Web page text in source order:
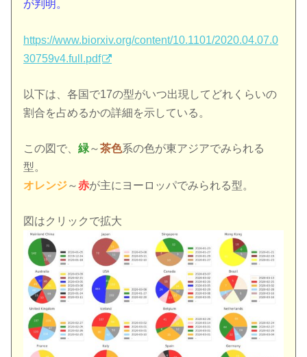
が判明。
https://www.biorxiv.org/content/10.1101/2020.04.07.0
30759v4.full.pdf
以下は、各国で17の型がいつ出現してどれくらいの
割合を占めるかの詳細を示している。
この図で、緑～茶色系の色が東アジアでみられる
型。
オレンジ～赤が主にヨーロッパでみられる型。
図はクリックで拡大